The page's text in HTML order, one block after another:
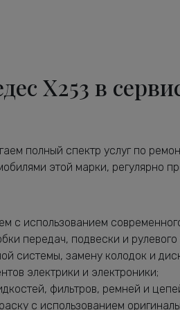
Мерседес-Бенц X253
Бенц X253
Бенц X253
Мерседес-Бенц X253
X253
X253 в
полный спектр услуг по
этой марки, регулярно
с использованием
передач, подвески и рулевого
системы, замену колодок и
электрики и электроники;
фильтров, ремней и
с использованием